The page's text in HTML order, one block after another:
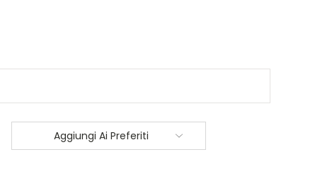
Aggiungi Ai Preferiti